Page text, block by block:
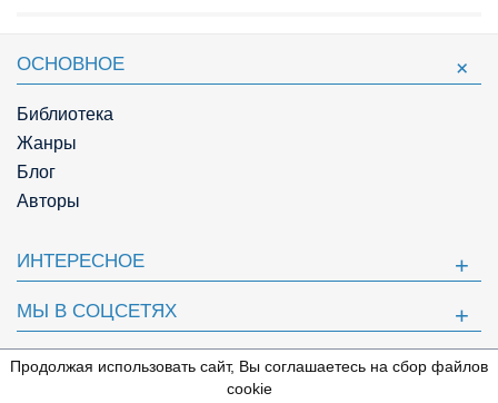
⇩
ОСНОВНОЕ
Библиотека
Жанры
Блог
Авторы
ИНТЕРЕСНОЕ
МЫ В СОЦСЕТЯХ
ПОЛЕЗНОЕ
Продолжая использовать сайт, Вы соглашаетесь на сбор файлов
cookie